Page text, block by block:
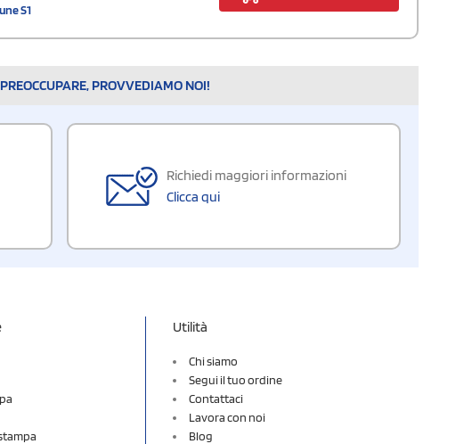
S1
PROVVEDIAMO NOI!
Richiedi maggiori informazioni
Clicca qui
Utilità
Chi siamo
Segui il tuo ordine
Contattaci
Lavora con noi
Blog